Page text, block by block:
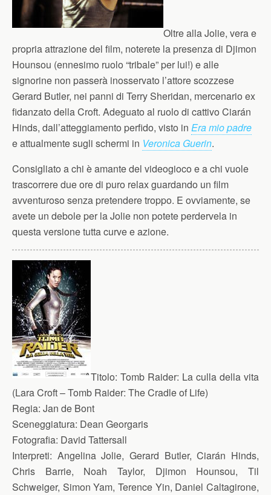
Oltre alla Jolie, vera e
propria attrazione del film, noterete la presenza di Djimon
Hounsou (ennesimo ruolo “tribale” per lui!) e alle
signorine non passerà inosservato l’attore scozzese
Gerard Butler, nei panni di Terry Sheridan, mercenario ex
fidanzato della Croft. Adeguato al ruolo di cattivo Ciarán
Hinds, dall’atteggiamento perfido, visto in Era mio padre
e attualmente sugli schermi in Veronica Guerin.
Consigliato a chi è amante del videogioco e a chi vuole
trascorrere due ore di puro relax guardando un film
avventuroso senza pretendere troppo. E ovviamente, se
avete un debole per la Jolie non potete perdervela in
questa versione tutta curve e azione.
Titolo: Tomb Raider: La culla della vita
(Lara Croft – Tomb Raider: The Cradle of Life)
Regia: Jan de Bont
Sceneggiatura: Dean Georgaris
Fotografia: David Tattersall
Interpreti: Angelina Jolie, Gerard Butler, Ciarán Hinds,
Chris Barrie, Noah Taylor, Djimon Hounsou, Til
Schweiger, Simon Yam, Terence Yin, Daniel Caltagirone,